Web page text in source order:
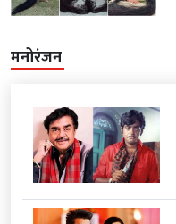
मनोरंजन